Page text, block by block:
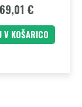
€
V KOŠARICO